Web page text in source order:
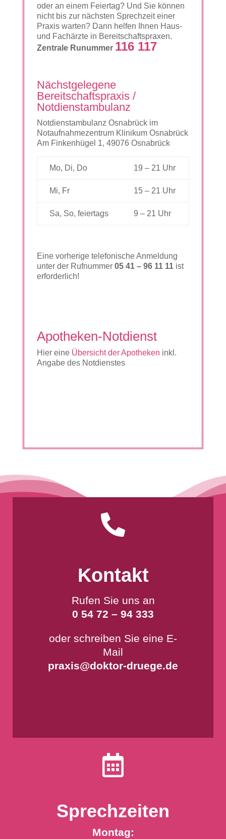
oder an einem Feiertag? Und Sie können
nicht bis zur nächsten Sprechzeit einer
Praxis warten? Dann helfen Ihnen Haus-
und Fachärzte in Bereitschaftspraxen.
Zentrale Runummer 116 117
Nächstgelegene
Bereitschaftspraxis /
Notdienstambulanz
Notdienstambulanz Osnabrück im
Notaufnahmezentrum Klinikum Osnabrück
Am Finkenhügel 1, 49076 Osnabrück
Mo, Di, Do 19 – 21 Uhr
Mi, Fr 15 – 21 Uhr
Sa, So, feiertags 9 – 21 Uhr
Eine vorherige telefonische Anmeldung
unter der Rufnummer 05 41 – 96 11 11ist
erforderlich!
Apotheken-Notdienst
Hier eine Übersicht der Apotheken inkl.
Angabe des Notdienstes

Kontakt
Rufen Sie uns an
0 54 72 – 94 333
oder schreiben Sie eine E-
Mail
praxis@doktor-druege.de

Sprechzeiten
Montag: